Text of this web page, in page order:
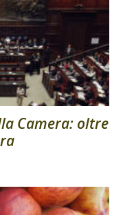
Camera: oltre